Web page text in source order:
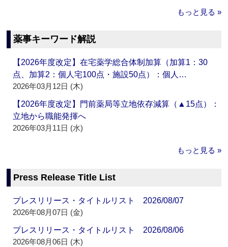
もっと見る »
薬事キーワード解説
【2026年度改定】在宅薬学総合体制加算（加算1：30
点、加算2：個人宅100点・施設50点）：個人…
2026年03月12日 (木)
【2026年度改定】門前薬局等立地依存減算（▲15点）：
立地から職能発揮へ
2026年03月11日 (水)
もっと見る »
Press Release Title List
プレスリリース・タイトルリスト 2026/08/07
2026年08月07日 (金)
プレスリリース・タイトルリスト 2026/08/06
2026年08月06日 (木)